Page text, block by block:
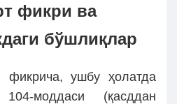
фикри ва
бўшлиқлар
фикрича, ушбу ҳолатда
моддаси (қасддан